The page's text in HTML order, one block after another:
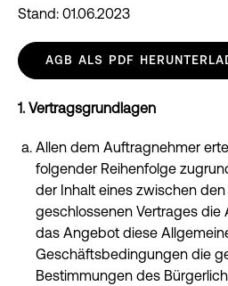
Stand: 01.06.2023
AGB ALS PDF
1. Vertragsgrundlagen
Allen dem Auftragnehmer
folgender Reihenfolge
der Inhalt eines zwischen den
geschlossenen Vertrages
das Angebot diese
Geschäftsbedingungen die
Bestimmungen des